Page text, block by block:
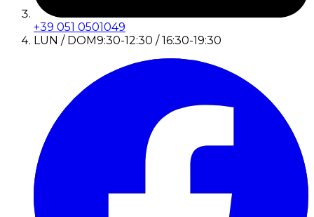
+39 051 0501049
LUN / DOM9:30-12:30 / 16:30-19:30